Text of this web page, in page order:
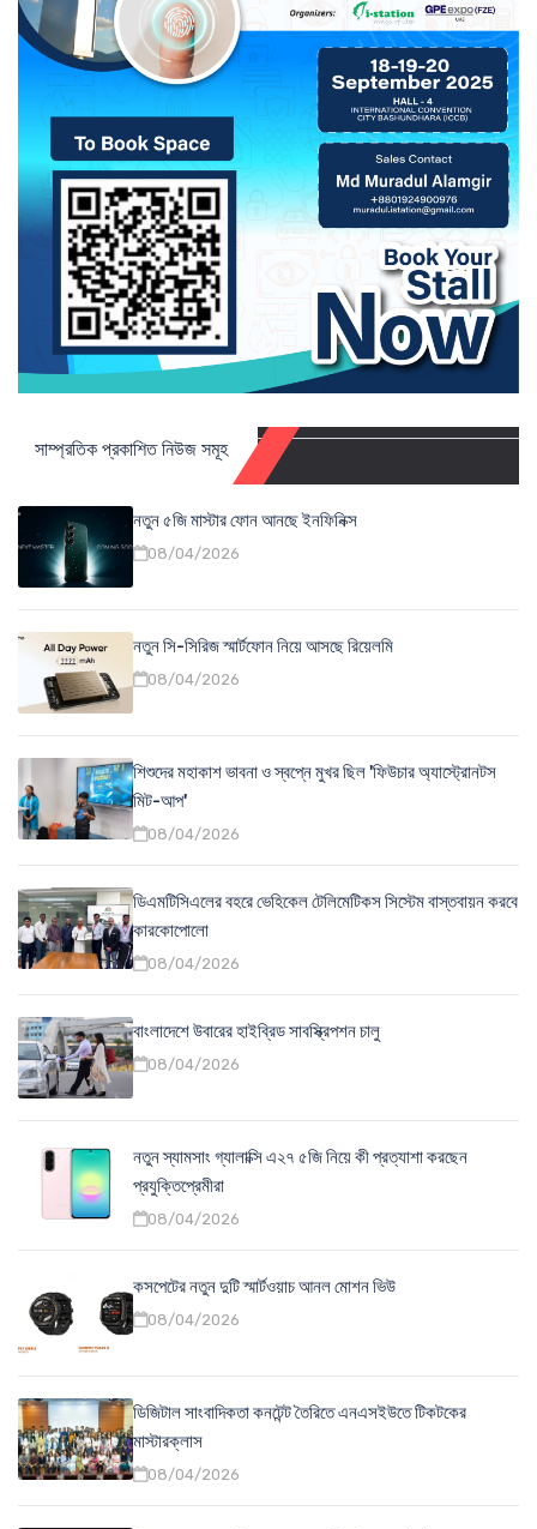
সাম্প্রতিক প্রকাশিত নিউজ সমূহ
নতুন ৫জি মাস্টার ফোন আনছে ইনফিনিক্স
08/04/2026
নতুন সি-সিরিজ স্মার্টফোন নিয়ে আসছে রিয়েলমি
08/04/2026
শিশুদের মহাকাশ ভাবনা ও স্বপ্নে মুখর ছিল 'ফিউচার অ্যাস্ট্রোনটস
মিট-আপ'
08/04/2026
ডিএমটিসিএলের বহরে ভেহিকেল টেলিমেটিকস সিস্টেম বাস্তবায়ন করবে
কারকোপোলো
08/04/2026
বাংলাদেশে উবারের হাইব্রিড সাবস্ক্রিপশন চালু
08/04/2026
নতুন স্যামসাং গ্যালাক্সি এ২৭ ৫জি নিয়ে কী প্রত্যাশা করছেন
প্রযুক্তিপ্রেমীরা
08/04/2026
কসপেটের নতুন দুটি স্মার্টওয়াচ আনল মোশন ভিউ
08/04/2026
ডিজিটাল সাংবাদিকতা কনটেন্ট তৈরিতে এনএসইউতে টিকটকের
মাস্টারক্লাস
08/04/2026